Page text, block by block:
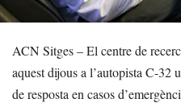
ACN Sitges – El centre de
aquest dijous a l’autopista C-32
de resposta en casos